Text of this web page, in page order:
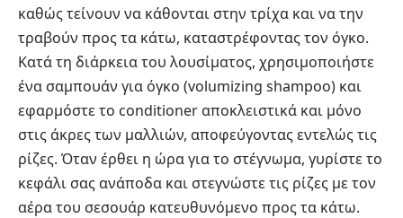
καθώς τείνουν να κάθονται στην τρίχα και να την
τραβούν προς τα κάτω, καταστρέφοντας τον όγκο.
Κατά τη διάρκεια του λουσίματος, χρησιμοποιήστε
ένα σαμπουάν για όγκο (volumizing shampoo) και
εφαρμόστε το conditioner αποκλειστικά και μόνο
στις άκρες των μαλλιών, αποφεύγοντας εντελώς τις
ρίζες. Όταν έρθει η ώρα για το στέγνωμα, γυρίστε το
κεφάλι σας ανάποδα και στεγνώστε τις ρίζες με τον
αέρα του σεσουάρ κατευθυνόμενο προς τα κάτω.